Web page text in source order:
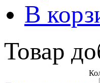
В
Товар